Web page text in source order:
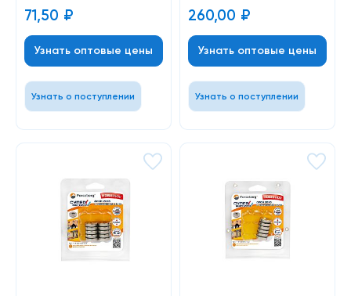
71,50 ₽
Узнать оптовые цены
Узнать о поступлении
260,00 ₽
Узнать оптовые цены
Узнать о поступлении